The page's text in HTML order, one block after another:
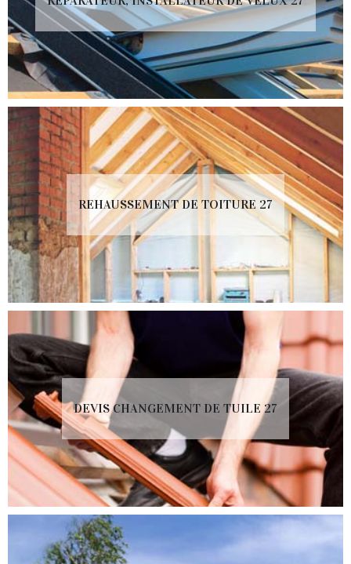
REHAUSSEMENT DE TOITURE 27
DEVIS CHANGEMENT DE TUILE 27